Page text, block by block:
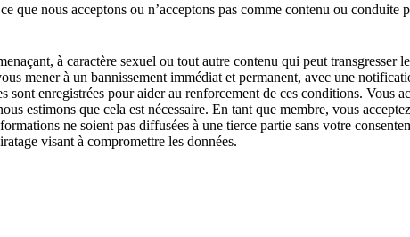
nous acceptons ou n’acceptons pas comme contenu ou conduite
à caractère sexuel ou tout autre contenu qui peut transgresser
mener à un bannissement immédiat et permanent, avec une
sont enregistrées pour aider au renforcement de ces conditions. Vous
estimons que cela est nécessaire. En tant que membre, vous
ne soient pas diffusées à une tierce partie sans votre
visant à compromettre les données.